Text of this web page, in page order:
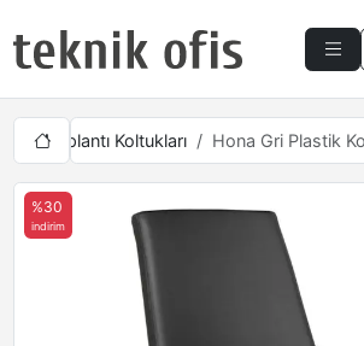
Toplantı Koltukları Hona Gri Plastik
%30
indirim